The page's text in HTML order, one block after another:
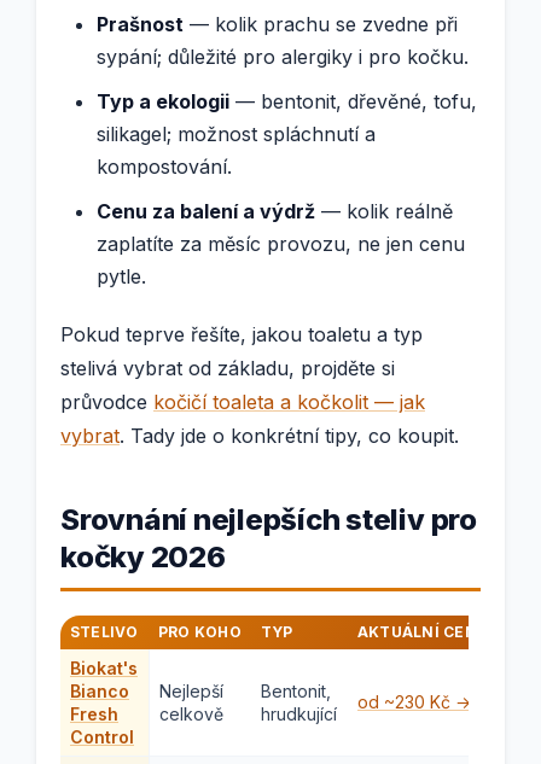
Prašnost — kolik prachu se zvedne při
sypání; důležité pro alergiky i pro kočku.
Typ a ekologii — bentonit, dřevěné, tofu,
silikagel; možnost spláchnutí a
kompostování.
Cenu za balení a výdrž — kolik reálně
zaplatíte za měsíc provozu, ne jen cenu
pytle.
Pokud teprve řešíte, jakou toaletu a typ
stelivá vybrat od základu, projděte si
průvodce kočičí toaleta a kočkolit — jak
vybrat. Tady jde o konkrétní tipy, co koupit.
Srovnání nejlepších steliv pro
kočky 2026
STELIVO PRO KOHO TYP AKTUÁLNÍ CENA OD
Biokat's
Bianco
Fresh
Control
Nejlepší
celkově
Bentonit,
hrudkující
od ~230 Kč →